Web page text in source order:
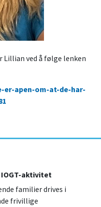
ved å følge lenken
apen-om-at-de-har-
aktivitet
familier drives i
frivillige